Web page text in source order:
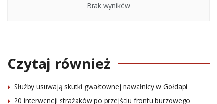
Brak wyników
Czytaj również
Służby usuwają skutki gwałtownej nawałnicy w Gołdapi
20 interwencji strażaków po przejściu frontu burzowego